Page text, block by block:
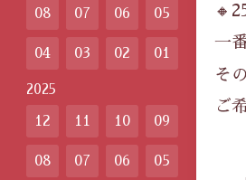
一
そ
ご
08 07 06 05
04 03 02 01
2025
12 11 10 09
08 07 06 05